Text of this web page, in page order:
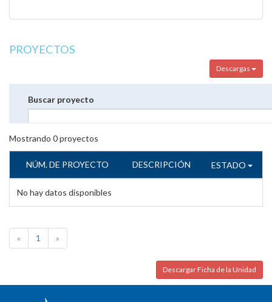
PROYECTOS
Descargas
Buscar proyecto
Mostrando 0proyectos
NÚM. DE PROYECTO DESCRIPCIÓN ESTADO
No hay datos disponibles
« 1 »
Descargar Ficha de la Unidad